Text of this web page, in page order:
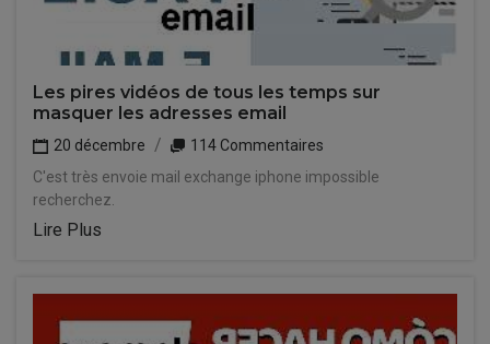
Les pires vidéos de tous les temps sur
masquer les adresses email
20 décembre
114 Commentaires
C'est très envoie mail exchange iphone impossible
recherchez.
Lire Plus